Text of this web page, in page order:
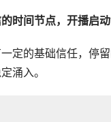
时间节点，开播启
定的基础信任，停
涌入。